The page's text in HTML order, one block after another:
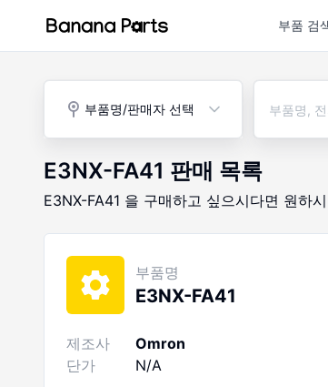
부품 검
부품명/판매자 선택
E3NX-FA41 판매 목록
E3NX-FA41 을 구매하고 싶으시다면 원하
부품명
E3NX-FA41
제조사
Omron
단가
N/A